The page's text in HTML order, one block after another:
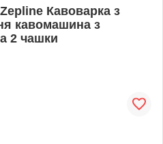
Кавоварка з
кавомашина з
2 чашки